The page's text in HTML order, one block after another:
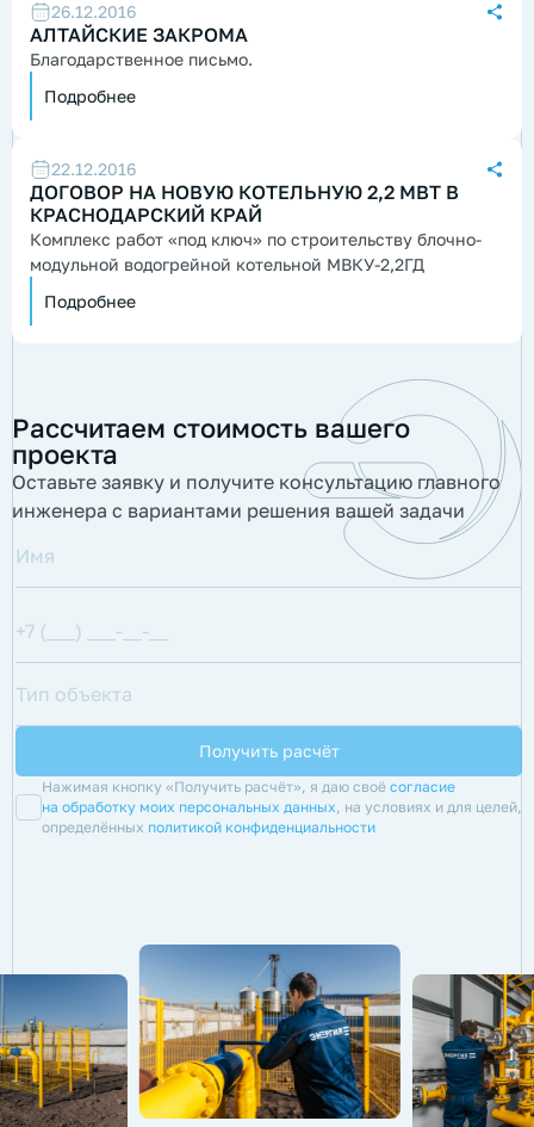
26.12.2016
АЛТАЙСКИЕ ЗАКРОМА
Благодарственное письмо.
Подробнее
22.12.2016
ДОГОВОР НА НОВУЮ КОТЕЛЬНУЮ 2,2 МВТ В
КРАСНОДАРСКИЙ КРАЙ
Комплекс работ «под ключ» по строительству блочно-
модульной водогрейной котельной МВКУ-2,2ГД
Подробнее
Рассчитаем стоимость вашего
проекта
Оставьте заявку и получите консультацию главного
инженера с вариантами решения вашей задачи
Нажимая кнопку «Получить расчёт», я даю своё согласие
на обработку моих персональных данных, на условиях и для целей,
определённых политикой конфиденциальности